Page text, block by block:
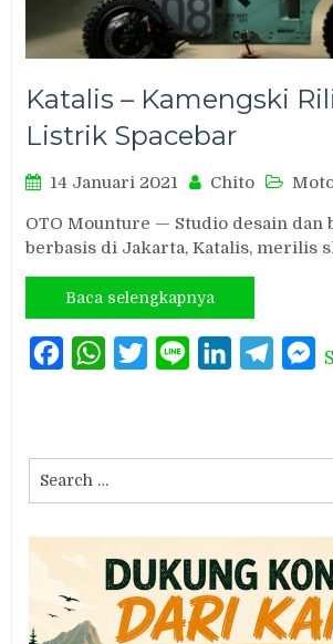
Katalis – Kamengski
Listrik Spacebar
14 Januari 2021 Chito
OTO Mounture — Studio desain dan
berbasis di Jakarta, Katalis, merilis
Baca selengkapnya
FacebookWhatsAppTwitterLine LinkedIn
for: